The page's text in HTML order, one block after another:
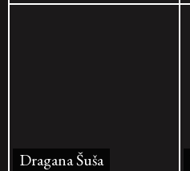
Dragana Šuša